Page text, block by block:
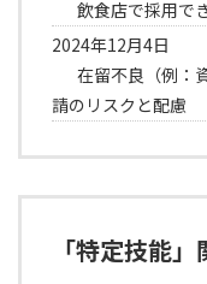
飲食店で採用で
2024年12月4日
在留不良（例：
請のリスクと配慮
「特定技能